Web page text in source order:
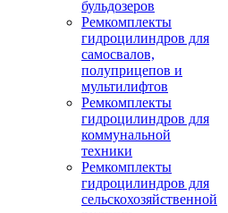
бульдозеров
Ремкомплекты
гидроцилиндров для
самосвалов,
полуприцепов и
мультилифтов
Ремкомплекты
гидроцилиндров для
коммунальной
техники
Ремкомплекты
гидроцилиндров для
сельскохозяйственной